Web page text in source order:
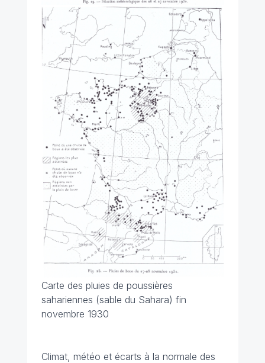
Carte des pluies de poussières
sahariennes (sable du Sahara) fin
novembre 1930
Climat, météo et écarts à la normale des